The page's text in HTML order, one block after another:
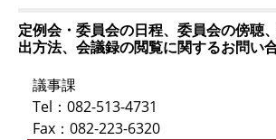
定例会・委員会の日程、委員会の傍聴
出方法、会議録の閲覧に関するお問い
議事課
Tel：082-513-4731
Fax：082-223-6320